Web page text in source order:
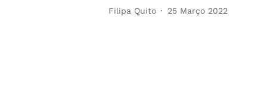
Filipa Quito 25 Março 2022